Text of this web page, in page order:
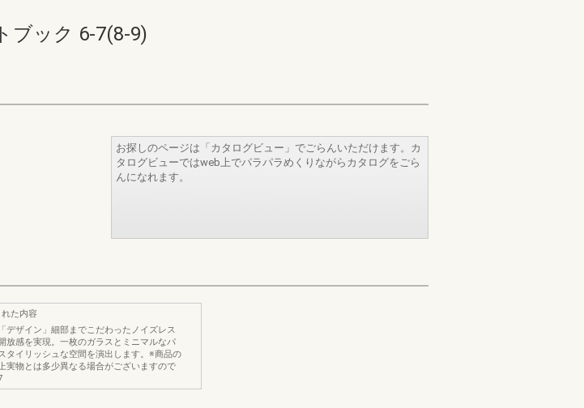
ブック 6-7(8-9)
お探しのページは「カタログビュー」でごらんいただけます。カ
タログビューではweb上でパラパラめくりながらカタログをごら
んになれます。
た内容
デザイン」細部までこだわったノイズレス
放感を実現。一枚のガラスとミニマルなパ
タイリッシュな空間を演出します。※商品の
実物とは多少異なる場合がございますので